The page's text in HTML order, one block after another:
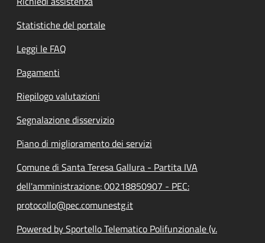
Statistiche del portale
Leggi le FAQ
Pagamenti
Riepilogo valutazioni
Segnalazione disservizio
Piano di miglioramento dei servizi
Comune di Santa Teresa Gallura - Partita IVA
dell'amministrazione: 00218850907 - PEC:
protocollo@pec.comunestg.it
Powered by Sportello Telematico Polifunzionale (v.